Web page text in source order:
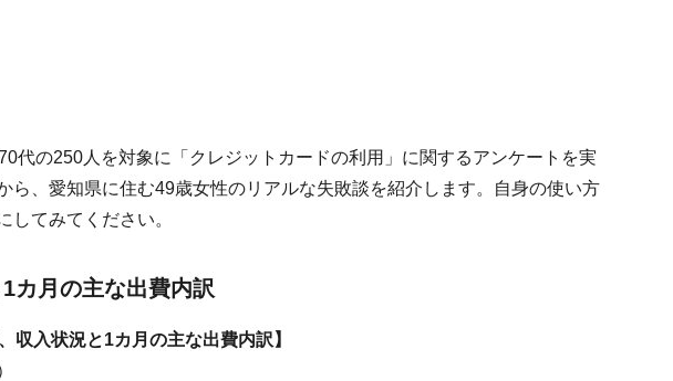
代の250人を対象に「クレジットカードの利用」に関するアンケートを実
ら、愛知県に住む49歳女性のリアルな失敗談を紹介します。自身の使い方
してみてください。
カ月の主な出費内訳
収入状況と1カ月の主な出費内訳】